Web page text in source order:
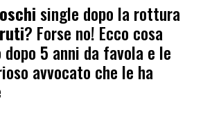
single dopo la rottura
? Forse no! Ecco cosa
dopo 5 anni da favola e le
avvocato che le ha